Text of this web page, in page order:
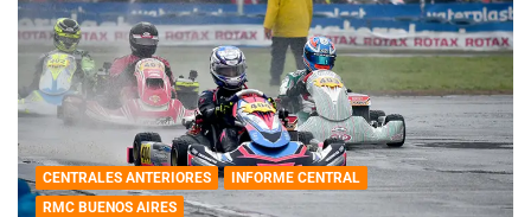
CENTRALES ANTERIORES
INFORME CENTRAL
RMC BUENOS AIRES